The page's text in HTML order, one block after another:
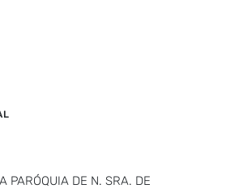
PARÓQUIA DE N. SRA. DE